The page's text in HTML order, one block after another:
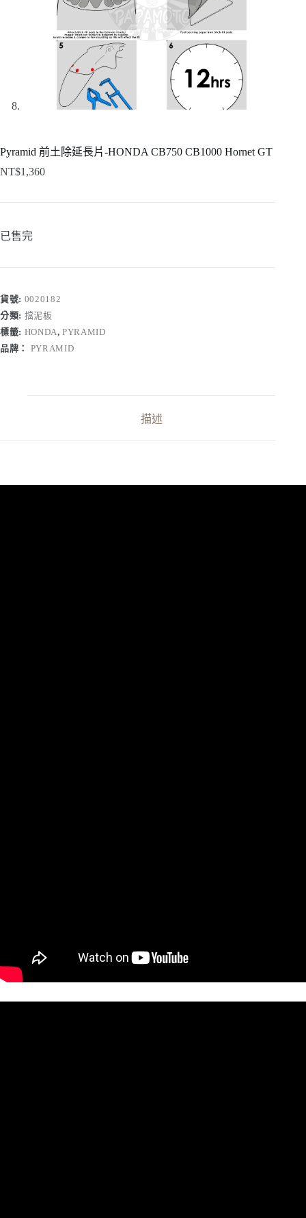
Pyramid 前土除延長片-HONDA CB750 CB1000 Hornet GT
NT$1,360
已售完
貨號: 0020182
分類: 擋泥板
標籤: HONDA,PYRAMID
品牌： PYRAMID
描述